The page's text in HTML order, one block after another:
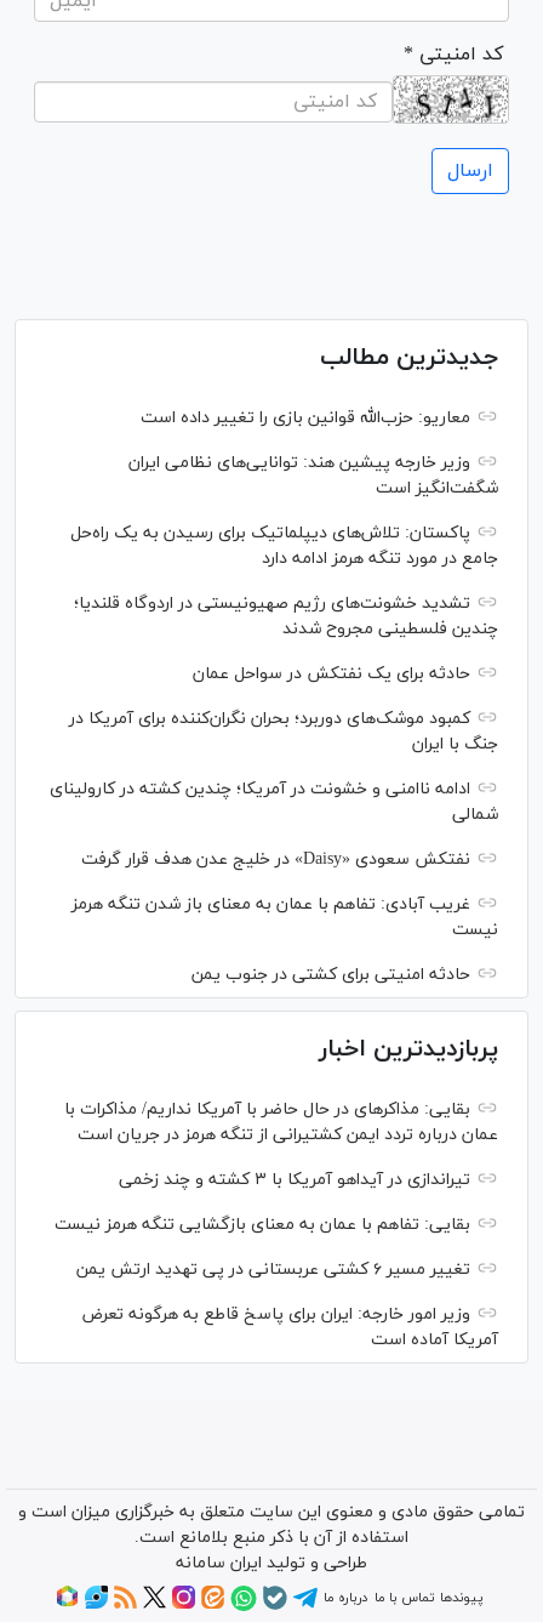
* کد امنیتی
جدیدترین مطالب
معاریو: حزب‌الله قوانین بازی را تغییر داده است
وزیر خارجه پیشین هند: توانایی‌های نظامی ایران
شگفت‌انگیز است
پاکستان: تلاش‌های دیپلماتیک برای رسیدن به یک راه‌حل
جامع در مورد تنگه هرمز ادامه دارد
تشدید خشونت‌های رژیم صهیونیستی در اردوگاه قلندیا؛
چندین فلسطینی مجروح شدند
حادثه برای یک نفتکش در سواحل عمان
کمبود موشک‌های دوربرد؛ بحران نگران‌کننده برای آمریکا در
جنگ با ایران
ادامه ناامنی و خشونت در آمریکا؛ چندین کشته در کارولینای
شمالی
نفتکش سعودی «Daisy» در خلیج عدن هدف قرار گرفت
غریب آبادی: تفاهم با عمان به معنای باز شدن تنگه هرمز
نیست
حادثه امنیتی برای کشتی در جنوب یمن
پربازدیدترین اخبار
بقایی: مذاکره‎ای در حال حاضر با آمریکا نداریم/ مذاکرات با
عمان درباره تردد ایمن کشتیرانی از تنگه هرمز در جریان است
تیراندازی در آیداهو آمریکا با ۳ کشته و چند زخمی
بقایی: تفاهم با عمان به معنای بازگشایی تنگه هرمز نیست
تغییر مسیر ۶ کشتی عربستانی در پی تهدید ارتش یمن
وزیر امور خارجه: ایران برای پاسخ قاطع به هرگونه تعرض
آمریکا آماده است
تمامی حقوق مادی و معنوی این سایت متعلق به خبرگزاری میزان است و
استفاده از آن با ذکر منبع بلامانع است.
طراحی و تولید ایران سامانه
پیوندها تماس با ما درباره ما